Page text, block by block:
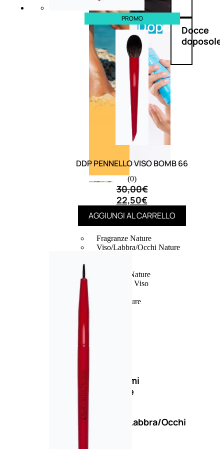
Doposole
Docce
doposole
NATURALI
Fragranze Nature
Viso/Labbra/Occhi Nature
Maschera Nature
Trattamenti Viso
Detergenza
Bagno Nature
Profumi
nature
Viso/Labbra/Occhi
PROMO
DDP PENNELLO VISO BOMB 66
(0)
30,00€
22,50€
AGGIUNGI AL CARRELLO